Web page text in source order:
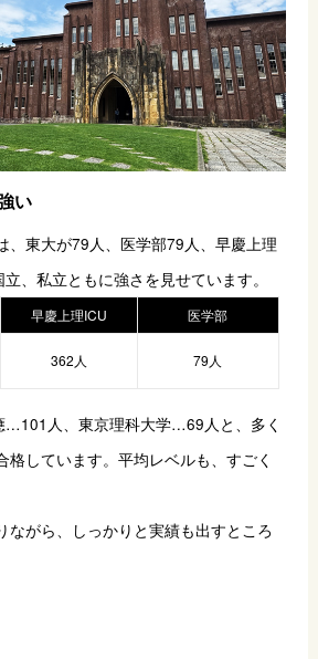
い
、東大が79人、医学部79人、早慶上理
、私立ともに強さを見せています。
早慶上理ICU 医学部
362人 79人
人、東京理科大学…69人と、多く
格しています。平均レベルも、すごく
ながら、しっかりと実績も出すところ